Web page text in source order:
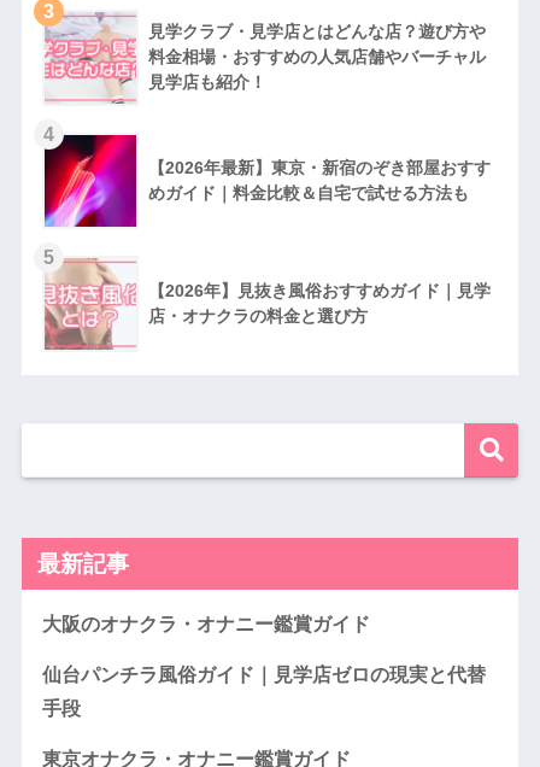
3
見学クラブ・見学店とはどんな店？遊び方や
料金相場・おすすめの人気店舗やバーチャル
見学店も紹介！
4
【2026年最新】東京・新宿のぞき部屋おすす
めガイド｜料金比較＆自宅で試せる方法も
5
【2026年】見抜き風俗おすすめガイド｜見学
店・オナクラの料金と選び方
最新記事
大阪のオナクラ・オナニー鑑賞ガイド
仙台パンチラ風俗ガイド｜見学店ゼロの現実と代替
手段
東京オナクラ・オナニー鑑賞ガイド